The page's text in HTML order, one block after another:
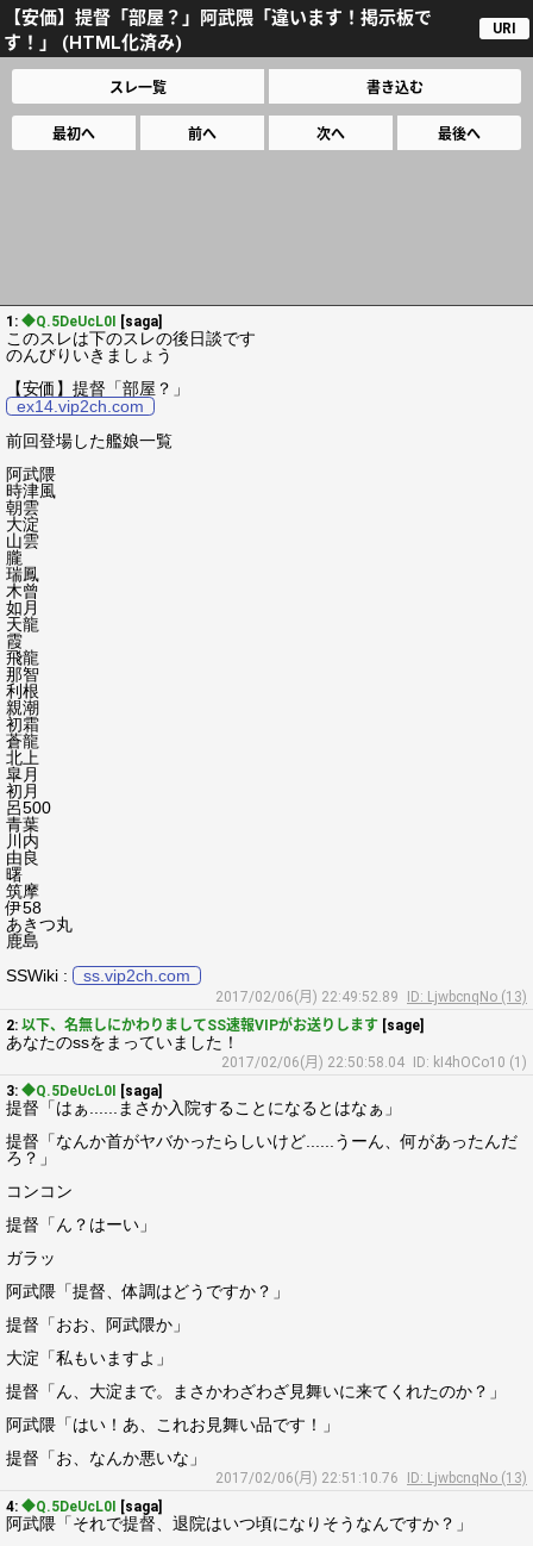
【安価】提督「部屋？」阿武隈「違います！掲示板で
す！」 (HTML化済み)
URI
スレ一覧 書き込む
最初へ 前へ 次へ 最後へ
1: ◆Q.5DeUcL0I [saga]
このスレは下のスレの後日談です
のんびりいきましょう
【安価】提督「部屋？」
ex14.vip2ch.com
前回登場した艦娘一覧
阿武隈
時津風
朝雲
大淀
山雲
朧
瑞鳳
木曾
如月
天龍
霞
飛龍
那智
利根
親潮
初霜
蒼龍
北上
皐月
初月
呂500
青葉
川内
由良
曙
筑摩
伊58
あきつ丸
鹿島
SSWiki :
ss.vip2ch.com
2017/02/06(月) 22:49:52.89
ID: LjwbcnqNo (13)
2: 以下、名無しにかわりましてSS速報VIPがお送りします [sage]
あなたのssをまっていました！
2017/02/06(月) 22:50:58.04
ID: kI4hOCo10 (1)
3: ◆Q.5DeUcL0I [saga]
提督「はぁ......まさか入院することになるとはなぁ」
提督「なんか首がヤバかったらしいけど......うーん、何があったんだ
ろ？」
コンコン
提督「ん？はーい」
ガラッ
阿武隈「提督、体調はどうですか？」
提督「おお、阿武隈か」
大淀「私もいますよ」
提督「ん、大淀まで。まさかわざわざ見舞いに来てくれたのか？」
阿武隈「はい！あ、これお見舞い品です！」
提督「お、なんか悪いな」
2017/02/06(月) 22:51:10.76
ID: LjwbcnqNo (13)
4: ◆Q.5DeUcL0I [saga]
阿武隈「それで提督、退院はいつ頃になりそうなんですか？」